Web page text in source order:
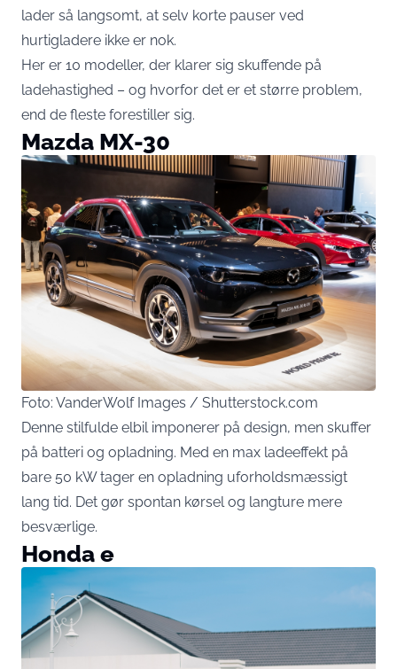
lader så langsomt, at selv korte pauser ved
hurtigladere ikke er nok.
Her er 10 modeller, der klarer sig skuffende på
ladehastighed – og hvorfor det er et større problem,
end de fleste forestiller sig.
Mazda MX-30
Foto: VanderWolf Images / Shutterstock.com
Denne stilfulde elbil imponerer på design, men skuffer
på batteri og opladning. Med en max ladeeffekt på
bare 50 kW tager en opladning uforholdsmæssigt
lang tid. Det gør spontan kørsel og langture mere
besværlige.
Honda e